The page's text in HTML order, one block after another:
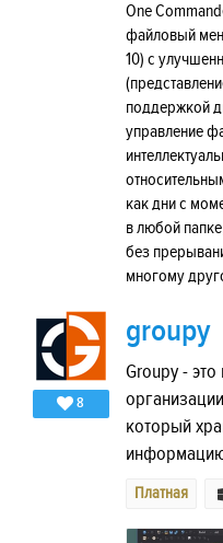
One
файловый
10) с
поддержкой
управление
как дни с
в любой
без
многому
8
groupy
Groupy -
который
Платная